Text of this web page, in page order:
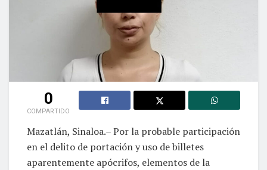
0
COMPARTIDO
Mazatlán, Sinaloa.– Por la probable participación
en el delito de portación y uso de billetes
aparentemente apócrifos, elementos de la